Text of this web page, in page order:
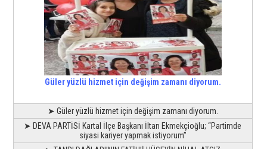
Güler yüzlü hizmet için değişim zamanı diyorum.
➤ Güler yüzlü hizmet için değişim zamanı diyorum.
➤ DEVA PARTİSİ Kartal İlçe Başkanı İltan Ekmekçioğlu; “Partimde
siyasi kariyer yapmak istiyorum”